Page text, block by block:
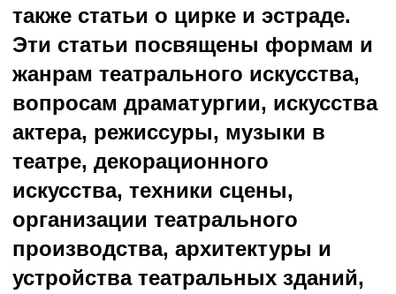
также статьи о цирке и эстраде.
Эти статьи посвящены формам и
жанрам театрального искусства,
вопросам драматургии, искусства
актера, режиссуры, музыки в
театре, декорационного
искусства, техники сцены,
организации театрального
производства, архитектуры и
устройства театральных зданий,